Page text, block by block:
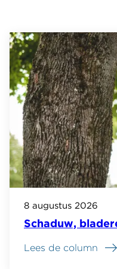
Schaduw,
8 augustus 2026
Lees de column